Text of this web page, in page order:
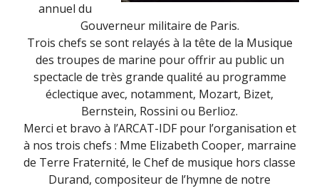
annuel du
Gouverneur militaire de Paris.
Trois chefs se sont relayés à la tête de la Musique
des troupes de marine pour offrir au public un
spectacle de très grande qualité au programme
éclectique avec, notamment, Mozart, Bizet,
Bernstein, Rossini ou Berlioz.
Merci et bravo à l’ARCAT-IDF pour l’organisation et
à nos trois chefs : Mme Elizabeth Cooper, marraine
de Terre Fraternité, le Chef de musique hors classe
Durand, compositeur de l’hymne de notre